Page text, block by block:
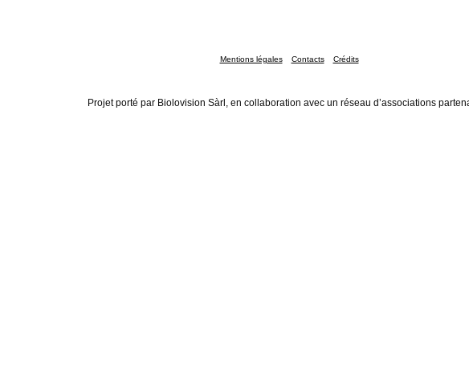
Mentions légales Contacts Crédits
Projet porté par Biolovision Sàrl, en collaboration avec un réseau d’associations